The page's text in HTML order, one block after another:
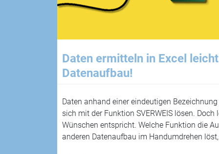
Daten ermitteln in Excel
Datenaufbau!
Daten anhand einer eindeutigen
sich mit der Funktion SVERWEIS lösen.
Wünschen entspricht. Welche Funktion die
anderen Datenaufbau im Handumdrehen